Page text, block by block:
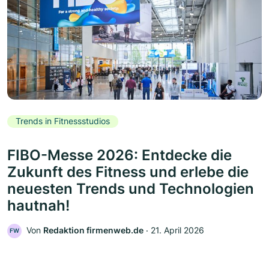
Trends in Fitnessstudios
FIBO-Messe 2026: Entdecke die
Zukunft des Fitness und erlebe die
neuesten Trends und Technologien
hautnah!
FW Von Redaktion firmenweb.de ‧ 21. April 2026